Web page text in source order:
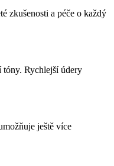
zkušenosti a péče o každý
tóny. Rychlejší údery
ještě více